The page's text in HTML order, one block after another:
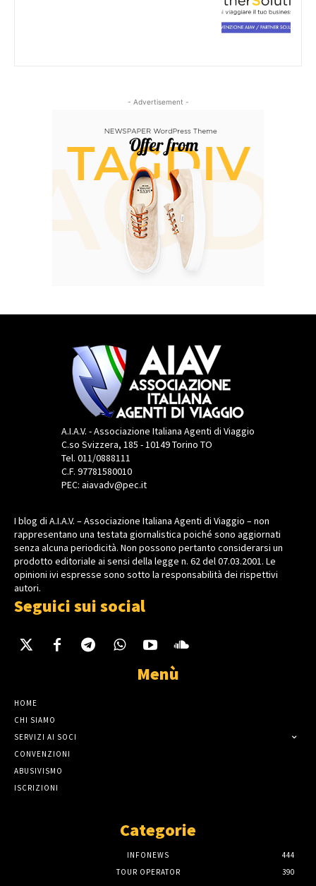
- Advertisement -
A.I.A.V. - Associazione Italiana Agenti di Viaggio
C.so Svizzera, 185 - 10149 Torino TO
Tel. 011/0888111
C.F. 97781580010
PEC: aiavadv@pec.it
I blog di A.I.A.V. – Associazione Italiana Agenti di Viaggio – non
rappresentano una testata giornalistica poiché sono aggiornati
senza alcuna periodicità. Non possono pertanto considerarsi un
prodotto editoriale ai sensi della legge n. 62 del 07.03.2001. Le
opinioni ivi espresse sono sotto la responsabilità dei rispettivi
autori.
Seguici sui social
Menù
HOME
CHI SIAMO
SERVIZI AI SOCI
CONVENZIONI
ABUSIVISMO
ISCRIZIONI
Categorie
INFONEWS
444
TOUR OPERATOR
390